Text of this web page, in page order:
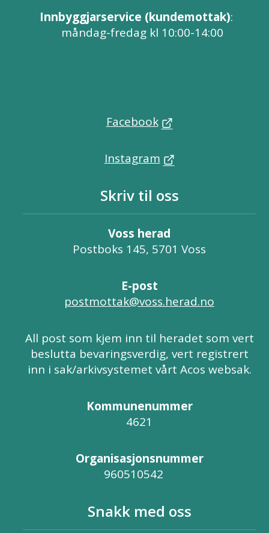
Innbyggjarservice (kundemottak):
måndag-fredag kl 10:00-14:00
Facebook
Instagram
Skriv til oss
Voss herad
Postboks 145, 5701 Voss
E-post
postmottak@voss.herad.no
All post som kjem inn til heradet som vert
beslutta bevaringsverdig, vert registrert
inn i sak/arkivsystemet vårt Acos websak.
Kommunenummer
4621
Organisasjonsnummer
960510542
Snakk med oss